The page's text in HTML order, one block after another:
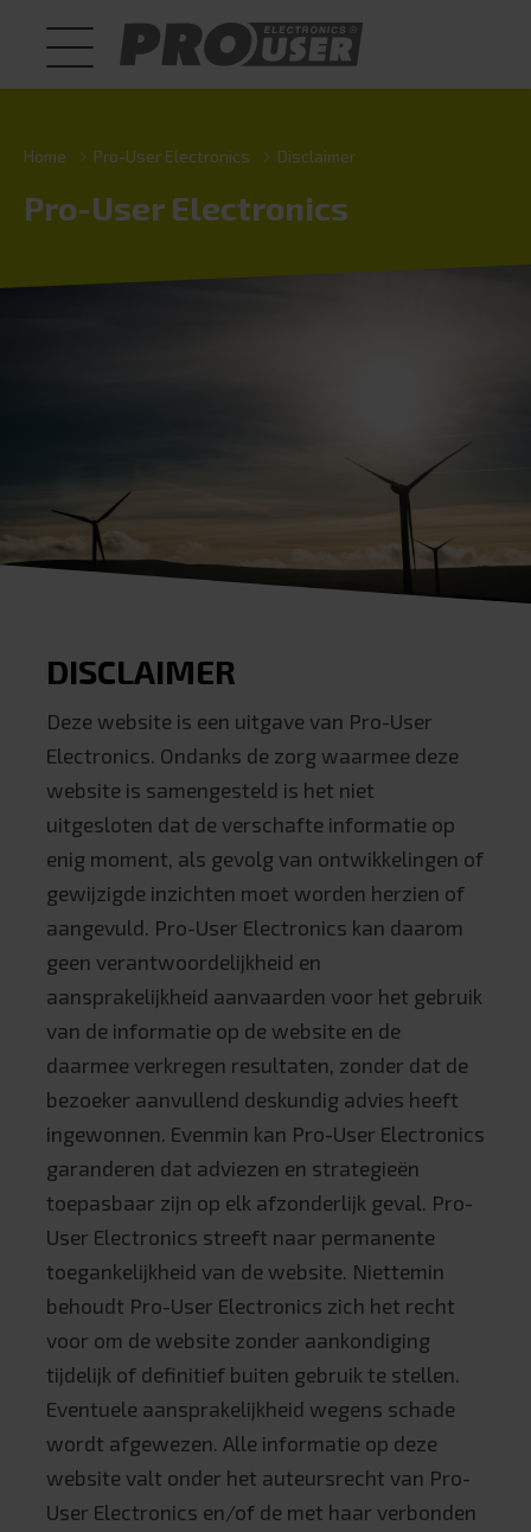
Home Pro-User Electronics Disclaimer
Pro-User Electronics
DISCLAIMER
Deze website is een uitgave van Pro-User
Electronics. Ondanks de zorg waarmee deze
website is samengesteld is het niet
uitgesloten dat de verschafte informatie op
enig moment, als gevolg van ontwikkelingen of
gewijzigde inzichten moet worden herzien of
aangevuld. Pro-User Electronics kan daarom
geen verantwoordelijkheid en
aansprakelijkheid aanvaarden voor het gebruik
van de informatie op de website en de
daarmee verkregen resultaten, zonder dat de
bezoeker aanvullend deskundig advies heeft
ingewonnen. Evenmin kan Pro-User Electronics
garanderen dat adviezen en strategieën
toepasbaar zijn op elk afzonderlijk geval. Pro-
User Electronics streeft naar permanente
toegankelijkheid van de website. Niettemin
behoudt Pro-User Electronics zich het recht
voor om de website zonder aankondiging
tijdelijk of definitief buiten gebruik te stellen.
Eventuele aansprakelijkheid wegens schade
wordt afgewezen. Alle informatie op deze
website valt onder het auteursrecht van Pro-
User Electronics en/of de met haar verbonden